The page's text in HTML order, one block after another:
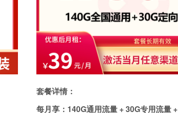
套餐详情：
每月享：140G通用流量 + 30G专用流量 +